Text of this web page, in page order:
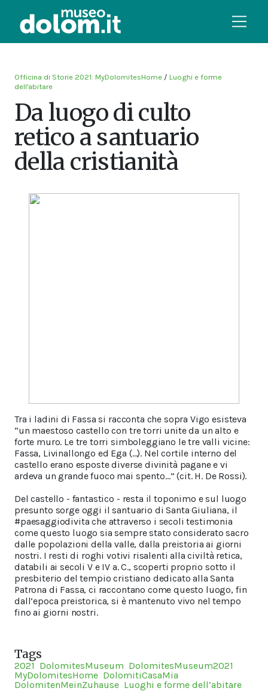
Officina di Storie 2021: MyDolomitesHome / Luoghi e forme
dell'abitare
Da luogo di culto
retico a santuario
della cristianità
Tra i ladini di Fassa si racconta che sopra Vigo esisteva
“un maestoso castello con tre torri unite da un alto e
forte muro. Le tre torri simboleggiano le tre valli vicine:
Fassa, Livinallongo ed Ega (…). Nel cortile interno del
castello erano esposte diverse divinità pagane e vi
ardeva un grande fuoco mai spento…” (cit. H. De Rossi).
Del castello - fantastico - resta il toponimo e sul luogo
presunto sorge oggi il santuario di Santa Giuliana, il
#paesaggiodivita che attraverso i secoli testimonia
come questo luogo sia sempre stato considerato sacro
dalle popolazioni della valle, dalla preistoria ai giorni
nostri. I resti di roghi votivi risalenti alla civiltà retica,
databili ai secoli V e IV a. C., scoperti proprio sotto il
presbiterio del tempio cristiano dedicato alla Santa
Patrona di Fassa, ci raccontano come questo luogo, fin
dall’epoca preistorica, si è mantenuto vivo nel tempo
fino ai giorni nostri.
Tags
2021 DolomitesMuseum DolomitesMuseum2021
MyDolomitesHome DolomitiCasaMia
DolomitenMeinZuhause Luoghi e forme dell’abitare